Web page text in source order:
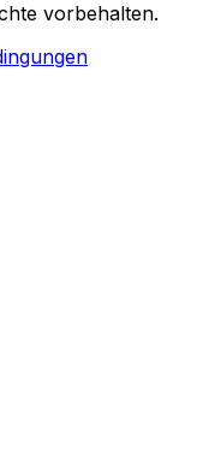
vorbehalten.